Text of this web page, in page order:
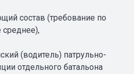
состав (требование по
(водитель) патрульно-
отдельного батальона